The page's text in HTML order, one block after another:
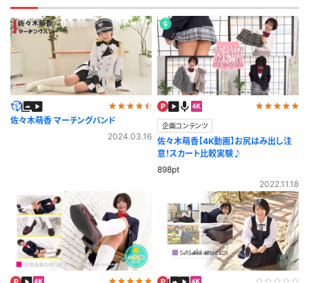
佐々木萌香 マーチングバンド
2024.03.16
企画コンテンツ
佐々木萌香【4K動画】お尻はみ出し注
意！スカート比較実験♪
898pt
2022.11.18